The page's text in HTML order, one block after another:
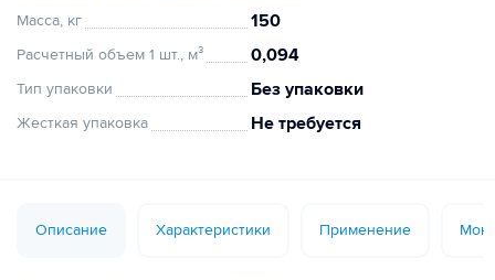
Масса, кг 150
Расчетный объем 1 шт., м³ 0,094
Тип упаковки Без упаковки
Жесткая упаковка Не требуется
Описание Характеристики Применение